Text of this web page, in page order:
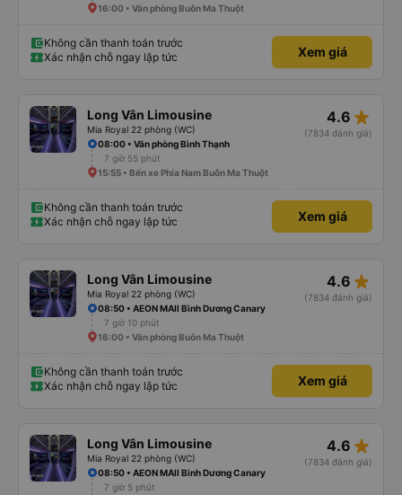
16:00 • Văn phòng Buôn Ma Thuột
Không cần thanh toán trước
Xác nhận chỗ ngay lập tức
Xem giá
Long Vân Limousine
Mia Royal 22 phòng (WC)
4.6 star_rate
(7834 đánh giá)
08:00 • Văn phòng Bình Thạnh
7 giờ 55 phút
15:55 • Bến xe Phía Nam Buôn Ma Thuột
Không cần thanh toán trước
Xác nhận chỗ ngay lập tức
Xem giá
Long Vân Limousine
Mia Royal 22 phòng (WC)
4.6 star_rate
(7834 đánh giá)
08:50 • AEON MAll Bình Dương Canary
7 giờ 10 phút
16:00 • Văn phòng Buôn Ma Thuột
Không cần thanh toán trước
Xác nhận chỗ ngay lập tức
Xem giá
Long Vân Limousine
Mia Royal 22 phòng (WC)
4.6 star_rate
(7834 đánh giá)
08:50 • AEON MAll Bình Dương Canary
7 giờ 5 phút